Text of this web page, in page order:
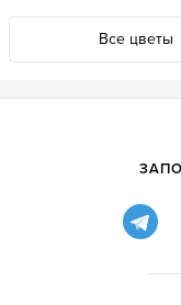
Все цветы